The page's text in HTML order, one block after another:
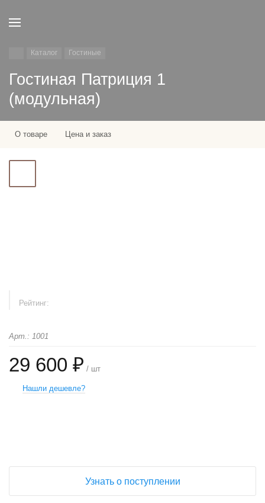
Каталог Гостиные
Гостиная Патриция 1
(модульная)
О товаре Цена и заказ
Рейтинг:
Арт.: 1001
29 600 ₽ / шт
Нашли дешевле?
Узнать о поступлении